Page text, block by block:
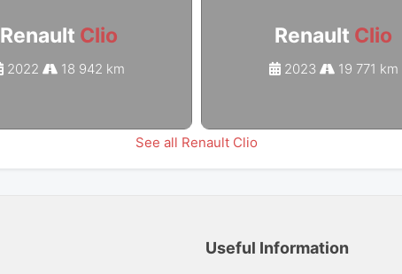
Renault Clio
2022 18 942 km
Renault Clio
2023 19 771 km
See all Renault Clio
Useful Information